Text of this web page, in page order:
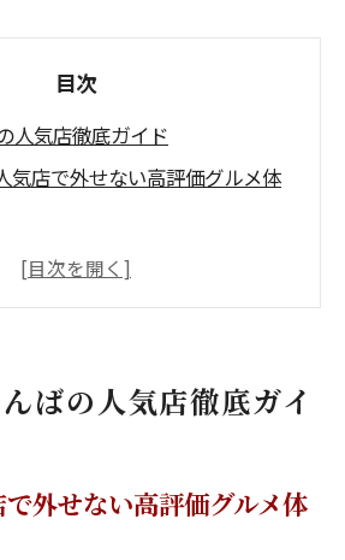
目次
人気店徹底ガイド
気店で外せない高評価グルメ体
夜のおすすめランキング事情
気店を効率よく巡る歩き方ガイ
らない難波の魅力
ランキングで選ぶ人気店の魅力
ばの人気店徹底ガイ
外せない高評価グルメ体